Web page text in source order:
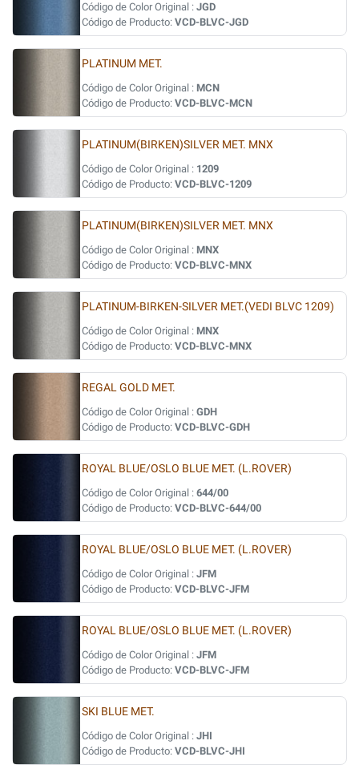
Código de Color Original : JGD
Código de Producto: VCD-BLVC-JGD
PLATINUM MET.
Código de Color Original : MCN
Código de Producto: VCD-BLVC-MCN
PLATINUM(BIRKEN)SILVER MET. MNX
Código de Color Original : 1209
Código de Producto: VCD-BLVC-1209
PLATINUM(BIRKEN)SILVER MET. MNX
Código de Color Original : MNX
Código de Producto: VCD-BLVC-MNX
PLATINUM-BIRKEN-SILVER MET.(VEDI BLVC 1209)
Código de Color Original : MNX
Código de Producto: VCD-BLVC-MNX
REGAL GOLD MET.
Código de Color Original : GDH
Código de Producto: VCD-BLVC-GDH
ROYAL BLUE/OSLO BLUE MET. (L.ROVER)
Código de Color Original : 644/00
Código de Producto: VCD-BLVC-644/00
ROYAL BLUE/OSLO BLUE MET. (L.ROVER)
Código de Color Original : JFM
Código de Producto: VCD-BLVC-JFM
ROYAL BLUE/OSLO BLUE MET. (L.ROVER)
Código de Color Original : JFM
Código de Producto: VCD-BLVC-JFM
SKI BLUE MET.
Código de Color Original : JHI
Código de Producto: VCD-BLVC-JHI